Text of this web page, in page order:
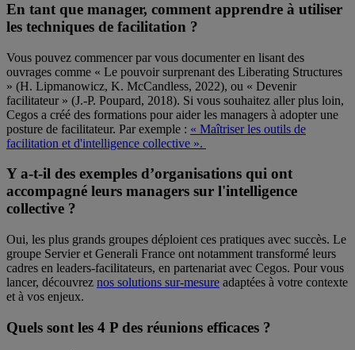
En tant que manager, comment apprendre à utiliser
les techniques de facilitation ?
Vous pouvez commencer par vous documenter en lisant des
ouvrages comme « Le pouvoir surprenant des Liberating Structures
» (H. Lipmanowicz, K. McCandless, 2022), ou « Devenir
facilitateur » (J.-P. Poupard, 2018). Si vous souhaitez aller plus loin,
Cegos a créé des formations pour aider les managers à adopter une
posture de facilitateur. Par exemple : « Maîtriser les outils de
facilitation et d'intelligence collective ».
Y a-t-il des exemples d’organisations qui ont
accompagné leurs managers sur l'intelligence
collective ?
Oui, les plus grands groupes déploient ces pratiques avec succès. Le
groupe Servier et Generali France ont notamment transformé leurs
cadres en leaders-facilitateurs, en partenariat avec Cegos. Pour vous
lancer, découvrez nos solutions sur-mesure adaptées à votre contexte
et à vos enjeux.
Quels sont les 4 P des réunions efficaces ?